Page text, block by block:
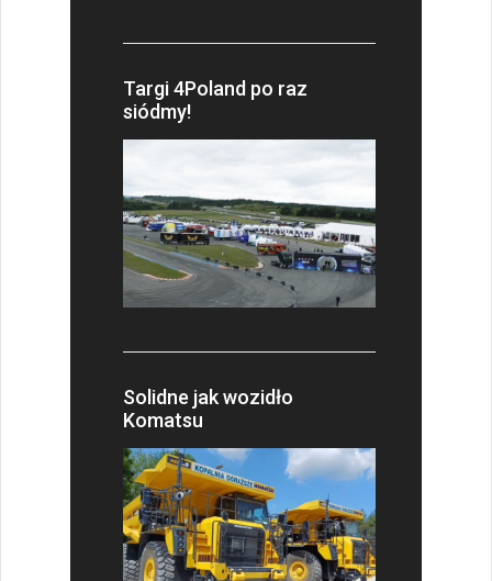
Targi 4Poland po raz
siódmy!
Solidne jak wozidło
Komatsu